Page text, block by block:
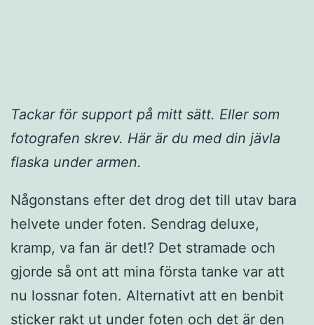
Tackar för support på mitt sätt. Eller som
fotografen skrev. Här är du med din jävla
flaska under armen.
Någonstans efter det drog det till utav bara
helvete under foten. Sendrag deluxe,
kramp, va fan är det!? Det stramade och
gjorde så ont att mina första tanke var att
nu lossnar foten. Alternativt att en benbit
sticker rakt ut under foten och det är den